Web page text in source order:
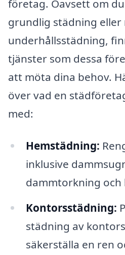
företag. Oavsett om
grundlig städning
underhållsstädning,
tjänster som dessa
att möta dina behov.
över vad en
med:
Hemstädning:
inklusive
dammtorkning
Kontorsstädning:
städning av
säkerställa en ren